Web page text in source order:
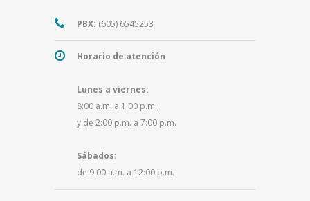
PBX: (605) 6545253
Horario de atención
Lunes a viernes:
8:00 a.m. a 1:00 p.m.,
y de 2:00 p.m. a 7:00 p.m.
Sábados:
de 9:00 a.m. a 12:00 p.m.